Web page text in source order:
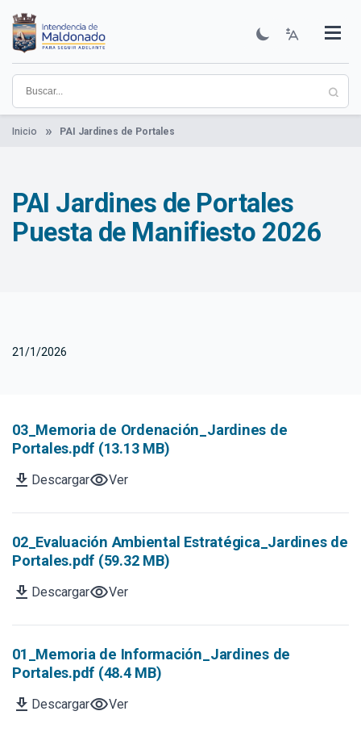
contenido
principal
Institucional
Municipios
Descubre Maldonado
Comunicación
Servicios
Guía De Trámites
Ver Noticias
Inicio PAI Jardines de Portales
PAI Jardines de Portales
Puesta de Manifiesto 2026
21/1/2026
03_Memoria de Ordenación_Jardines de
Portales.pdf (13.13 MB)
download DescargarvisibilityVer
02_Evaluación Ambiental Estratégica_Jardines de
Portales.pdf (59.32 MB)
download DescargarvisibilityVer
01_Memoria de Información_Jardines de
Portales.pdf (48.4 MB)
download DescargarvisibilityVer